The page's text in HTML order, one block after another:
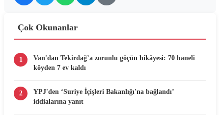
Çok Okunanlar
1
Van'dan Tekirdağ’a zorunlu göçün hikâyesi: 70 haneli
köyden 7 ev kaldı
2
YPJ'den ‘Suriye İçişleri Bakanlığı'na bağlandı’
iddialarına yanıt